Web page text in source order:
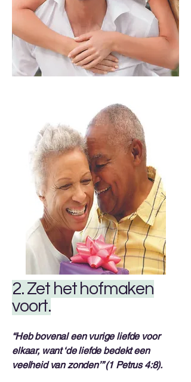
2. Zet het hofmaken
voort.
“Heb bovenal een vurige liefde voor
elkaar, want ‘de liefde bedekt een
veelheid van zonden’” (1 Petrus 4:8).